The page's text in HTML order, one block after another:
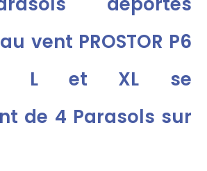
vent PROSTOR P6
L et XL se
de 4 Parasols sur